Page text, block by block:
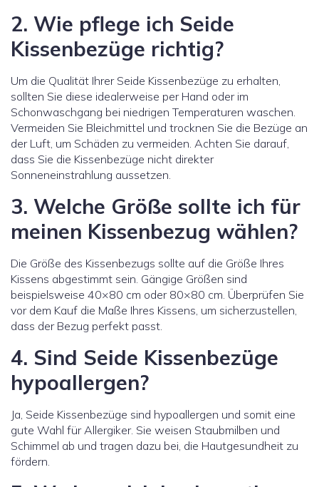
2. Wie pflege ich Seide
Kissenbezüge richtig?
Um die Qualität Ihrer Seide Kissenbezüge zu erhalten,
sollten Sie diese idealerweise per Hand oder im
Schonwaschgang bei niedrigen Temperaturen waschen.
Vermeiden Sie Bleichmittel und trocknen Sie die Bezüge an
der Luft, um Schäden zu vermeiden. Achten Sie darauf,
dass Sie die Kissenbezüge nicht direkter
Sonneneinstrahlung aussetzen.
3. Welche Größe sollte ich für
meinen Kissenbezug wählen?
Die Größe des Kissenbezugs sollte auf die Größe Ihres
Kissens abgestimmt sein. Gängige Größen sind
beispielsweise 40×80 cm oder 80×80 cm. Überprüfen Sie
vor dem Kauf die Maße Ihres Kissens, um sicherzustellen,
dass der Bezug perfekt passt.
4. Sind Seide Kissenbezüge
hypoallergen?
Ja, Seide Kissenbezüge sind hypoallergen und somit eine
gute Wahl für Allergiker. Sie weisen Staubmilben und
Schimmel ab und tragen dazu bei, die Hautgesundheit zu
fördern.